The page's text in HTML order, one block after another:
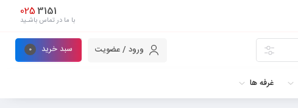
3151
025
با ما در تماس باشـید
ورود / عضویت سبد خرید 0
غرفه ها